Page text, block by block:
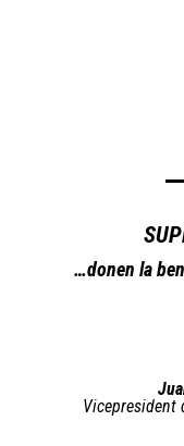
…donen la
Vicepresident